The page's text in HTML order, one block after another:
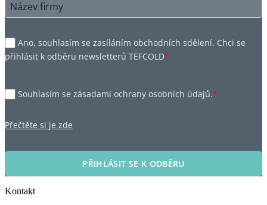
Ano, souhlasím se zasíláním obchodních sdělení. Chci se
přihlásit k odběru newsletterů TEFCOLD*
Souhlasím se zásadami ochrany osobních údajů.*
Přečtěte si je zde
PŘIHLÁSIT SE K ODBĚRU
Kontakt